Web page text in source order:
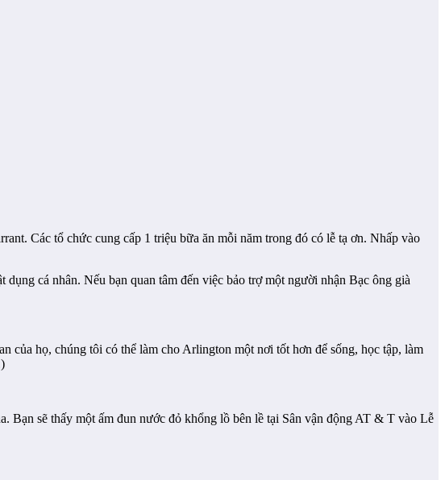
Các tổ chức cung cấp 1 triệu bữa ăn mỗi năm trong đó có lễ tạ ơn. Nhấp vào
cá nhân. Nếu bạn quan tâm đến việc bảo trợ một người nhận Bạc ông già
của họ, chúng tôi có thể làm cho Arlington một nơi tốt hơn để sống, học tập, làm
Bạn sẽ thấy một ấm đun nước đỏ khổng lồ bên lề tại Sân vận động AT & T vào Lễ